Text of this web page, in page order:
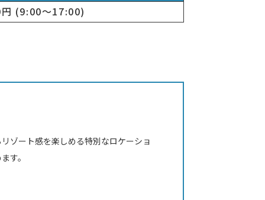
(9:00～17:00)
ゾート感を楽しめる特別なロケーショ
す。